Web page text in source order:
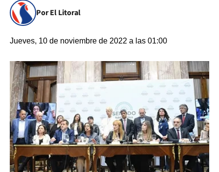
Por El Litoral
Jueves, 10 de noviembre de 2022 a las 01:00